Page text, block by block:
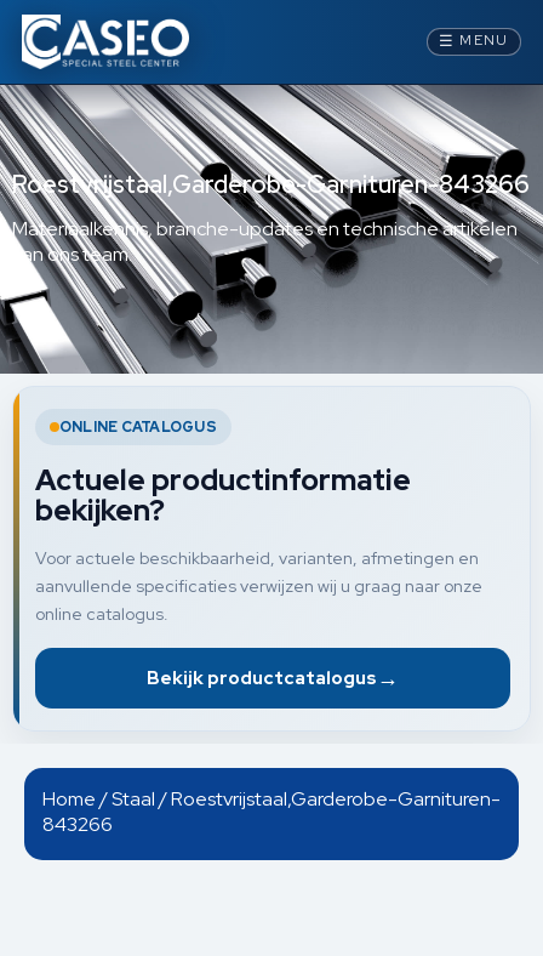
☰ MENU
Roestvrijstaal,Garderobe-Garnituren-843266
Materiaalkennis, branche-updates en technische artikelen
van ons team.
ONLINE CATALOGUS
Actuele productinformatie
bekijken?
Voor actuele beschikbaarheid, varianten, afmetingen en
aanvullende specificaties verwijzen wij u graag naar onze
online catalogus.
Bekijk productcatalogus →
Home/Staal/ Roestvrijstaal,Garderobe-Garnituren-
843266